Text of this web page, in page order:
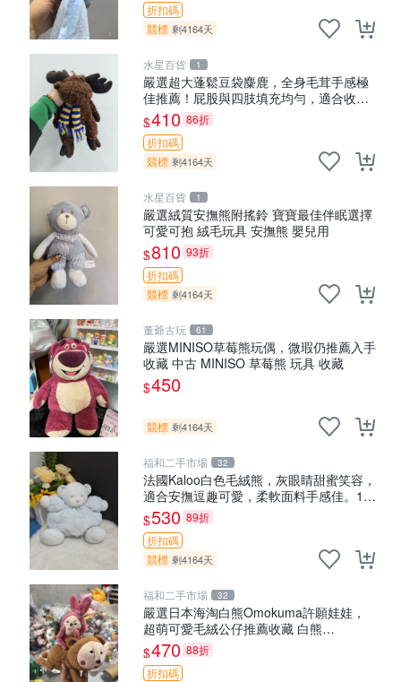
折扣碼
競標 剩4164天
水星百貨 1
嚴選超大蓬鬆豆袋麋鹿，全身毛茸手感極
佳推薦！屁股與四肢填充均勻，適合收藏
與孩童共賞。 麋鹿 豆袋 毛茸玩具
$410 86折
折扣碼
競標 剩4164天
水星百貨 1
嚴選絨質安撫熊附搖鈴 寶寶最佳伴眠選擇
可愛可抱 絨毛玩具 安撫熊 嬰兒用
$810 93折
折扣碼
競標 剩4164天
董爺古玩 61
嚴選MINISO草莓熊玩偶，微瑕仍推薦入手
收藏 中古 MINISO 草莓熊 玩具 收藏
$450
競標 剩4164天
福和二手市場 32
法國Kaloo白色毛絨熊，灰眼睛甜蜜笑容，
適合安撫逗趣可愛，柔軟面料手感佳。14
白色安撫熊 毛絨玩具 寶寶逗樂具
$530 89折
折扣碼
競標 剩4164天
福和二手市場 32
嚴選日本海淘白熊Omokuma許願娃娃，
超萌可愛毛絨公仔推薦收藏 白熊
Omokuma 毛絨玩具 偽裝娃娃 玩具擺飾
$470 88折
折扣碼